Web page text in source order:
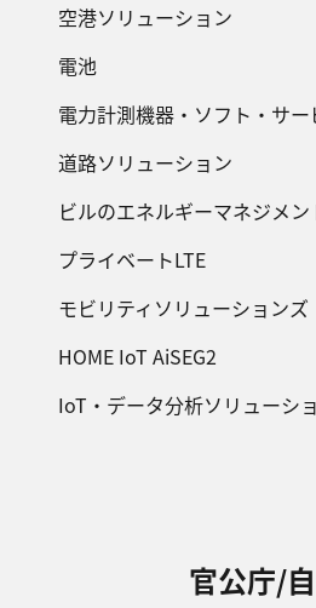
空港ソリューション
電池
電力計測機器・ソフト・サー
道路ソリューション
ビルのエネルギーマネジメ
プライベートLTE
モビリティソリューションズ
HOME IoT AiSEG2
IoT・データ分析ソリューシ
官公庁/